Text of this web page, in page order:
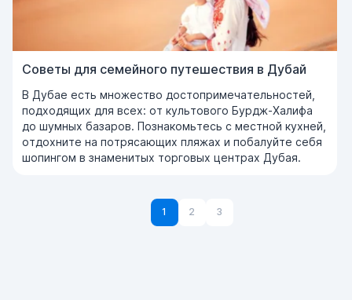
Советы для семейного путешествия в Дубай
В Дубае есть множество достопримечательностей,
подходящих для всех: от культового Бурдж-Халифа
до шумных базаров. Познакомьтесь с местной кухней,
отдохните на потрясающих пляжах и побалуйте себя
шопингом в знаменитых торговых центрах Дубая.
1 2 3